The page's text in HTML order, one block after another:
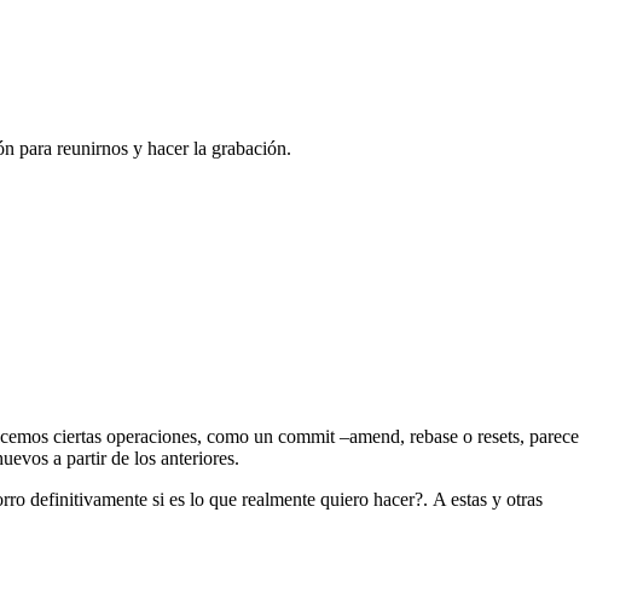
para reunirnos y hacer la grabación.
ciertas operaciones, como un commit –amend, rebase o resets, parece
a partir de los anteriores.
definitivamente si es lo que realmente quiero hacer?. A estas y otras